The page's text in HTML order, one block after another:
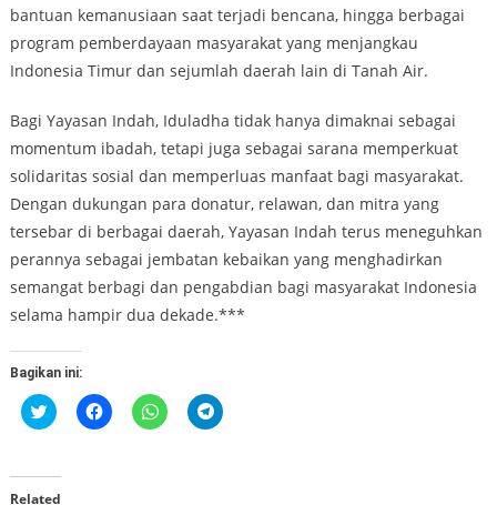
bantuan kemanusiaan saat terjadi bencana, hingga berbagai
program pemberdayaan masyarakat yang menjangkau
Indonesia Timur dan sejumlah daerah lain di Tanah Air.
Bagi Yayasan Indah, Iduladha tidak hanya dimaknai sebagai
momentum ibadah, tetapi juga sebagai sarana memperkuat
solidaritas sosial dan memperluas manfaat bagi masyarakat.
Dengan dukungan para donatur, relawan, dan mitra yang
tersebar di berbagai daerah, Yayasan Indah terus meneguhkan
perannya sebagai jembatan kebaikan yang menghadirkan
semangat berbagi dan pengabdian bagi masyarakat Indonesia
selama hampir dua dekade.***
Bagikan ini:
Klik
untuk
di
jendela
Klik
untuk
Klik
untuk
Klik
untuk
Related